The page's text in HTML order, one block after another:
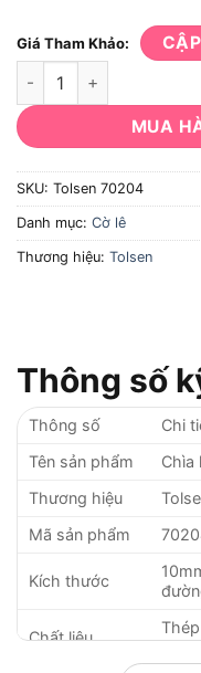
Giá Tham Khảo:
Chìa khóa vòng 10mm
MUA
SKU: Tolsen 70204
Danh mục: Cờ lê
Thương hiệu: Tolsen
Thông số
Thông số
Chi
Tên sản phẩm
Chìa
Thương hiệu
Mã sản phẩm
Kích thước
Chất liệu